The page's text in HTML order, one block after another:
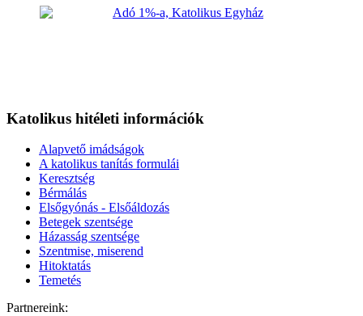
Katolikus hitéleti információk
Alapvető imádságok
A katolikus tanítás formulái
Keresztség
Bérmálás
Elsőgyónás - Elsőáldozás
Betegek szentsége
Házasság szentsége
Szentmise, miserend
Hitoktatás
Temetés
Partnereink: